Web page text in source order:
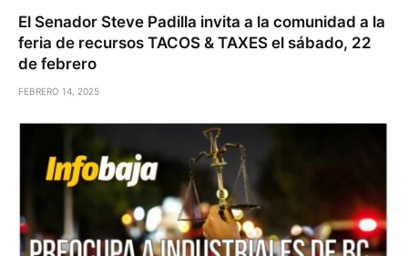
El Senador Steve Padilla invita a la comunidad a la
feria de recursos TACOS & TAXES el sábado, 22
de febrero
FEBRERO 14, 2025